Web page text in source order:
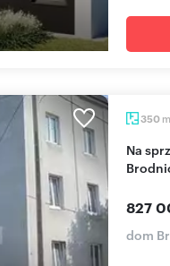
350 m
Na sprzedaż przestronna kamienica 350 m² w
827
dom